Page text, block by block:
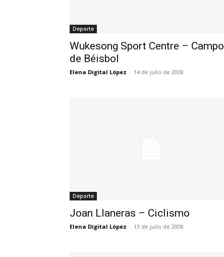
Deporte
Wukesong Sport Centre – Campo
de Béisbol
Elena Digital López - 14 de julio de 2008
Deporte
Joan Llaneras – Ciclismo
Elena Digital López - 13 de julio de 2008